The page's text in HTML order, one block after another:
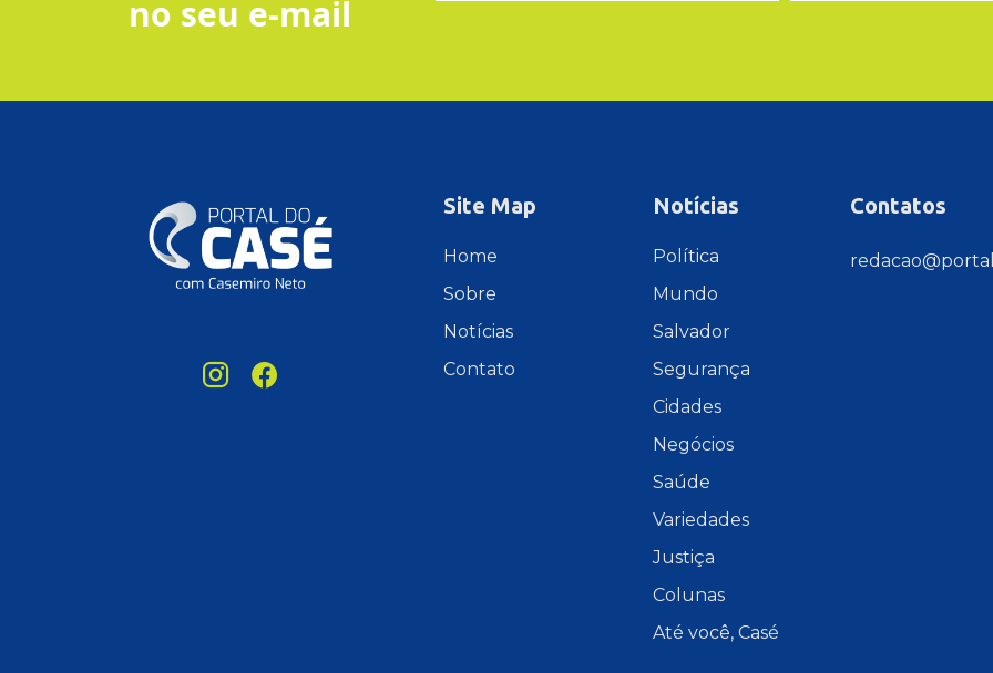
no seu e-mail
Site Map
Home
Sobre
Notícias
Contato
Notícias
Política
Mundo
Salvador
Segurança
Cidades
Negócios
Saúde
Variedades
Justiça
Colunas
Até você, Casé
Contatos